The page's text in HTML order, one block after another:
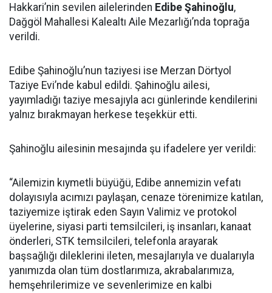
Hakkari’nin sevilen ailelerinden Edibe Şahinoğlu,
Dağgöl Mahallesi Kalealtı Aile Mezarlığı’nda toprağa
verildi.
Edibe Şahinoğlu’nun taziyesi ise Merzan Dörtyol
Taziye Evi’nde kabul edildi. Şahinoğlu ailesi,
yayımladığı taziye mesajıyla acı günlerinde kendilerini
yalnız bırakmayan herkese teşekkür etti.
Şahinoğlu ailesinin mesajında şu ifadelere yer verildi:
“Ailemizin kıymetli büyüğü, Edibe annemizin vefatı
dolayısıyla acımızı paylaşan, cenaze törenimize katılan,
taziyemize iştirak eden Sayın Valimiz ve protokol
üyelerine, siyasi parti temsilcileri, iş insanları, kanaat
önderleri, STK temsilcileri, telefonla arayarak
başsağlığı dileklerini ileten, mesajlarıyla ve dualarıyla
yanımızda olan tüm dostlarımıza, akrabalarımıza,
hemşehrilerimize ve sevenlerimize en kalbi